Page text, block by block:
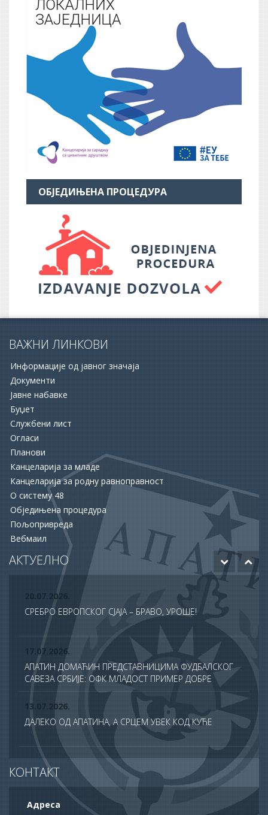
ОБЈЕДИЊЕНА ПРОЦЕДУРА
ВАЖНИ ЛИНКОВИ
Информације од јавног значаја
Документи
Јавне набавке
Буџет
Службени лист
Огласи
Планови
Канцеларија за младе
Канцеларија за родну равноправност
О систему 48
Обједињена процедура
Пољопривреда
Вебмаил
АКТУЕЛНО
16.06.2026.
ПОЗИВА ЗА ПОДРШКУ ЗАПОШЉАВАЊУ
15.06.2026.
ХУМАНОСТ КОЈА СПАШАВА ЖИВОТЕ: УПРИЛИЧЕН
ПРИЈЕМ ЗА ДОБРОВОЉНЕ ДАВАОЦЕ КРВИ
12.06.2026.
ОДОБРЕНО ЈОШ 20 МИЛИОНА ДИНАРА ЗА НАСТАВАК
РАДОВА НА БУДУЋЕМ МУЗЕЈУ АПАТИНА
20.07.2026.
СРЕБРО ЕВРОПСКОГ СЈАЈА – БРАВО, УРОШЕ!
17.07.2026.
АПАТИН ДОМАЋИН ПРЕДСТАВНИЦИМА ФУДБАЛСКОГ
САВЕЗА СРБИЈЕ: ОФК МЛАДОСТ ПРИМЕР ДОБРЕ
ПРАКСЕ У ТДС ПРОГРАМУ
13.07.2026.
ДАЛЕКО ОД АПАТИНА, А СРЦЕМ УВЕК КОД КУЋЕ
13.07.2026.
СВЕЧАНО ОБЕЛЕЖЕНА ХРАМОВНА СЛАВА ХРАМА
САБОРА СВЕТИХ АПОСТОЛА У АПАТИНУ
КОНТАКТ
Адреса